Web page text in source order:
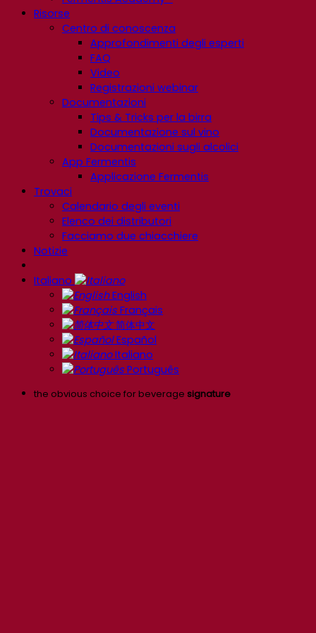
Risorse
Centro di conoscenza
Approfondimenti degli esperti
FAQ
Video
Registrazioni webinar
Documentazioni
Tips & Tricks per la birra
Documentazione sul vino
Documentazioni sugli alcolici
App Fermentis
Applicazione Fermentis
Trovaci
Calendario degli eventi
Elenco dei distributori
Facciamo due chiacchiere
Notizie
Italiano
English
Français
简体中文
Español
Italiano
Português
the obvious choice for beverage signature